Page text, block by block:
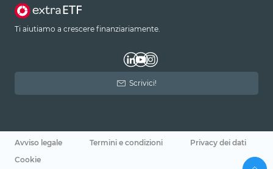
Ti aiutiamo a crescere finanziariamente.
Scrivici!
Avviso legale Termini e condizioni
Privacy dei dati
Cookie